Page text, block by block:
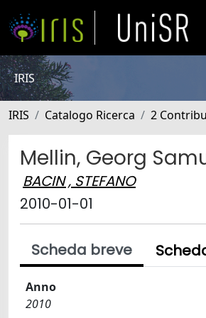
IRIS
IRIS Catalogo Ricerca 2
Mellin, Georg
BACIN , STEFANO
2010-01-01
Scheda breve
Anno
2010